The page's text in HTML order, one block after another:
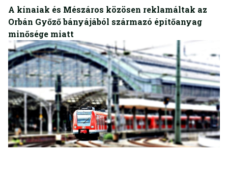
A kínaiak és Mészáros közösen reklamáltak az
Orbán Győző bányájából származó építőanyag
minősége miatt